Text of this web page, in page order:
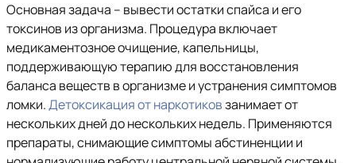
Основная задача – вывести остатки спайса и его
токсинов из организма. Процедура включает
медикаментозное очищение, капельницы,
поддерживающую терапию для восстановления
баланса веществ в организме и устранения симптомов
ломки.Детоксикация от наркотиковзанимает от
нескольких дней до нескольких недель. Применяются
препараты, снимающие симптомы абстиненции и